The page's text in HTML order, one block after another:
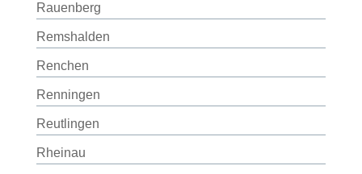
Rauenberg
Remshalden
Renchen
Renningen
Reutlingen
Rheinau